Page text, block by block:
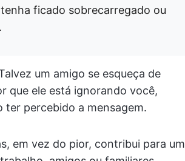
ficado sobrecarregado ou
um amigo se esqueça de
que ele está ignorando você,
ter percebido a mensagem.
em vez do pior, contribui para um